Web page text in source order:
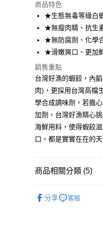
運送方式
冷凍-全家取貨付款
每筆NT$100，滿
冷凍-付款後全家取貨
每筆NT$100，滿
商品特色
★生態無毒等級白
★無瘦肉精、抗生
★無防腐劑、化學
★滑嫩爽口、更加
銷售重點
台灣好漁的蝦餃，內
肉)，更採用台灣高檔
學合成調味劑，若擔
加劑，台灣好漁精心
海鮮用料，使得蝦餃
口，都是實實在在的
商品相關分類 (5)
分享 客服